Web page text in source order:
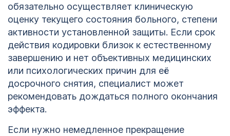
обязательно осуществляет клиническую
оценку текущего состояния больного, степени
активности установленной защиты. Если срок
действия кодировки близок к естественному
завершению и нет объективных медицинских
или психологических причин для её
досрочного снятия, специалист может
рекомендовать дождаться полного окончания
эффекта.
Если нужно немедленное прекращение